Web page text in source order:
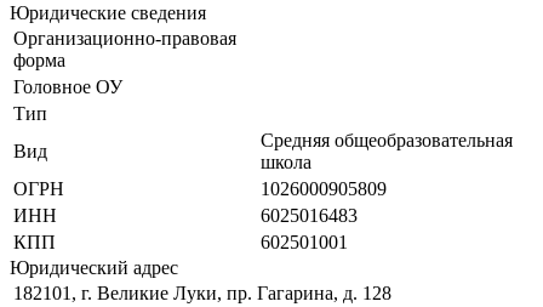
Юридические сведения
Организационно-правовая
форма
Головное ОУ
Тип
Вид
Средняя общеобразовательная
школа
ОГРН
1026000905809
ИНН
6025016483
КПП
602501001
Юридический адрес
182101, г. Великие Луки, пр. Гагарина, д. 128